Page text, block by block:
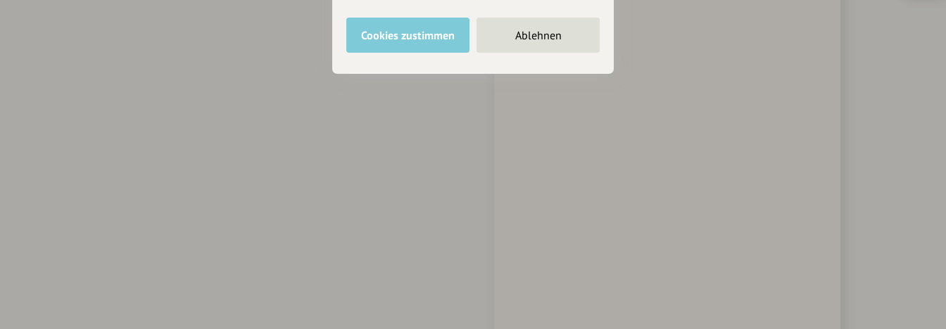
Cookies zustimmen Ablehnen